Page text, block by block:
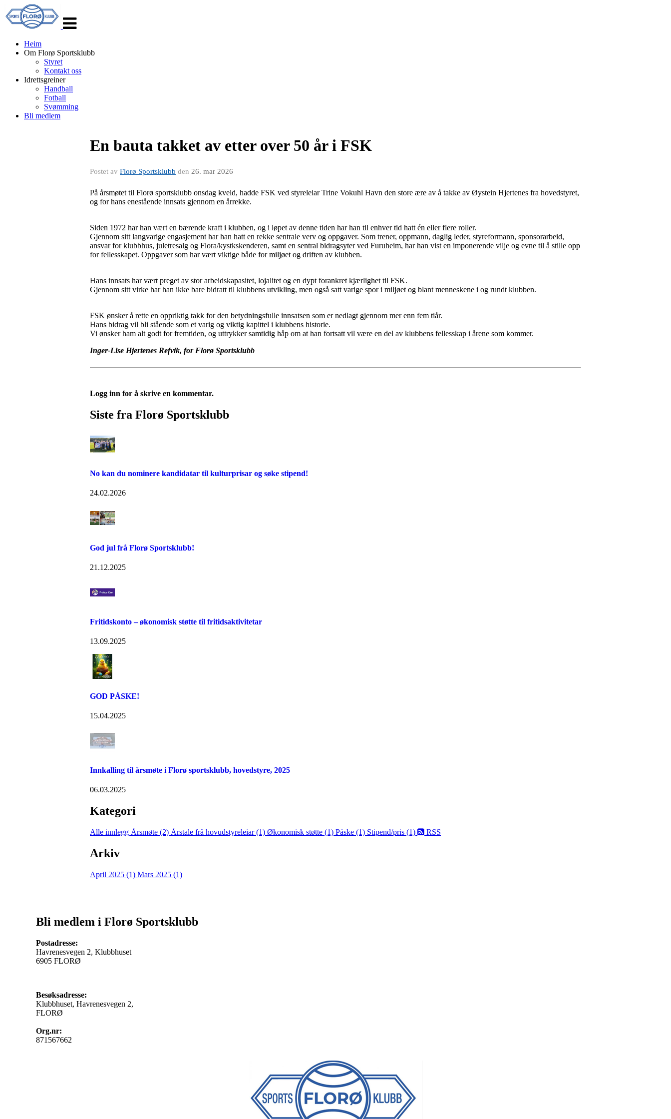
navigasjon
Heim
Om Florø Sportsklubb
Styret
Kontakt oss
Idrettsgreiner
Handball
Fotball
Svømming
Bli medlem
En bauta takket av etter over 50 år i FSK
Postet av Florø Sportsklubb den 26. mar 2026
På årsmøtet til Florø sportsklubb onsdag kveld, hadde FSK ved styreleiar Trine Vokuhl Havn den store ære av å takke av Øystein Hjertenes fra hovedstyret,
og for hans enestående innsats gjennom en årrekke.
Siden 1972 har han vært en bærende kraft i klubben, og i løpet av denne tiden har han til enhver tid hatt én eller flere roller.
Gjennom sitt langvarige engasjement har han hatt en rekke sentrale verv og oppgaver. Som trener, oppmann, daglig leder, styreformann, sponsorarbeid,
ansvar for klubbhus, juletresalg og Flora/kystkskenderen, samt en sentral bidragsyter ved Furuheim, har han vist en imponerende vilje og evne til å stille opp
for fellesskapet. Oppgaver som har vært viktige både for miljøet og driften av klubben.
Hans innsats har vært preget av stor arbeidskapasitet, lojalitet og en dypt forankret kjærlighet til FSK.
Gjennom sitt virke har han ikke bare bidratt til klubbens utvikling, men også satt varige spor i miljøet og blant menneskene i og rundt klubben.
FSK ønsker å rette en oppriktig takk for den betydningsfulle innsatsen som er nedlagt gjennom mer enn fem tiår.
Hans bidrag vil bli stående som et varig og viktig kapittel i klubbens historie.
Vi ønsker ham alt godt for fremtiden, og uttrykker samtidig håp om at han fortsatt vil være en del av klubbens fellesskap i årene som kommer.
Inger-Lise Hjertenes Refvik, for Florø Sportsklubb
Logg inn for å skrive en kommentar.
Siste fra Florø Sportsklubb
No kan du nominere kandidatar til kulturprisar og søke stipend!
24.02.2026
God jul frå Florø Sportsklubb!
21.12.2025
Fritidskonto – økonomisk støtte til fritidsaktivitetar
13.09.2025
GOD PÅSKE!
15.04.2025
Innkalling til årsmøte i Florø sportsklubb, hovedstyre, 2025
06.03.2025
Kategori
Alle innlegg Årsmøte (2) Årstale frå hovudstyreleiar (1) Økonomisk støtte (1) Påske (1) Stipend/pris (1) RSS
Arkiv
April 2025 (1) Mars 2025 (1)
Bli medlem i Florø Sportsklubb
Postadresse:
Havrenesvegen 2, Klubbhuset
6905 FLORØ
Besøksadresse:
Klubbhuset, Havrenesvegen 2,
FLORØ
Org.nr:
871567662